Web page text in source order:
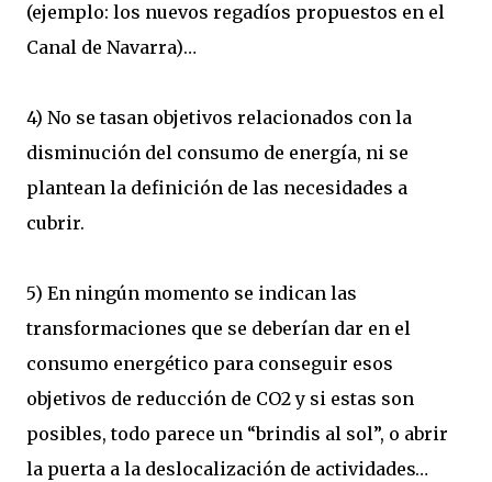
(ejemplo: los nuevos regadíos propuestos en el
Canal de Navarra)…
4) No se tasan objetivos relacionados con la
disminución del consumo de energía, ni se
plantean la definición de las necesidades a
cubrir.
5) En ningún momento se indican las
transformaciones que se deberían dar en el
consumo energético para conseguir esos
objetivos de reducción de CO2 y si estas son
posibles, todo parece un “brindis al sol”, o abrir
la puerta a la deslocalización de actividades…